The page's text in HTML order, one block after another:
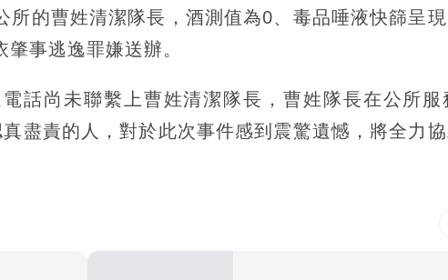
的曹姓清潔隊長，酒測值為0、毒品唾液快篩呈
事逃逸罪嫌送辦。
話尚未聯繫上曹姓清潔隊長，曹姓隊長在公所服
盡責的人，對於此次事件感到震驚遺憾，將全力